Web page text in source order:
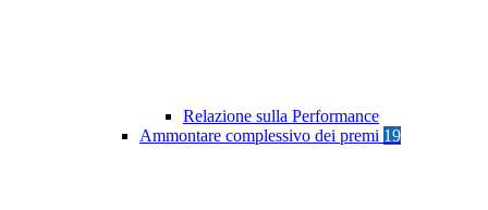
Relazione sulla Performance
Ammontare complessivo dei premi 19